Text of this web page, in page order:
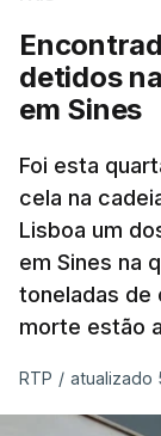
cento dos
mas Cristina
Pública, tem
"Durante o
convocados
disse a
praticamente
detidos
em Sines
Foi esta
cela na
Lisboa um
em Sines na
toneladas de
morte estão
RTP / atualizado